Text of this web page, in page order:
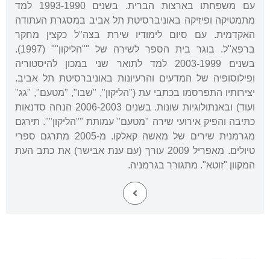
עם משפחתו בארצות הברית. בשנים 1993-1990 למד
מתמטיקה ופיזיקה באוניברסיטת תל אביב במסגרת העתודה
האקדמית. עם סיום לימודיו שירת בצה"ל כקצין מחקר
ברפא"ל. בוגר בית הספר לשירה של ""הליקון"" (1997).
בשנים 2003-1999 למד לתואר שני במכון להיסטוריה
ופילוסופיה של המדעים והרעיונות באוניברסיטת תל אביב.
יצירותיו התפרסמו בכתבי עת ("הליקון", "שבו", "מטעם", "גג"
ועוד) ובאנתולוגיות שונות. בשנים 2006-2003 הנחה סדנאות
כתיבה והפיק אירועי שירה "מטעם" עמותת ""הליקון"". תירגם
מגרמנית שירים של מאשה קאלקו. מ-2005 מתרגם ספרי
טיולים. מאפריל 2009 עורך (עם ענת אבישר) את כתב העת
המקוון "זוטא". מתגורר בגרמניה.